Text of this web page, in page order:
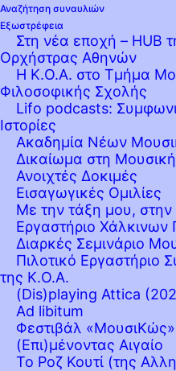
Αναζήτηση συναυλιών
Εξωστρέφεια
Στη νέα εποχή – HUB
Ορχήστρας Αθηνών
Η Κ.Ο.Α. στο Τμήμα
Φιλοσοφικής Σχολής
Lifo podcasts:
Ιστορίες
Ακαδημία Νέων
Δικαίωμα στη Μουσική
Ανοιχτές Δοκιμές
Εισαγωγικές Ομιλίες
Με την τάξη μου,
Εργαστήριo
Διαρκές Σεμινάριο
Πιλοτικό Εργαστήριο
της Κ.Ο.Α.
(Dis)playing Attica
Ad libitum
Φεστιβάλ «ΜουσιΚώς»
(Επι)μένοντας Αιγαίο
Το Ροζ Κουτί (της